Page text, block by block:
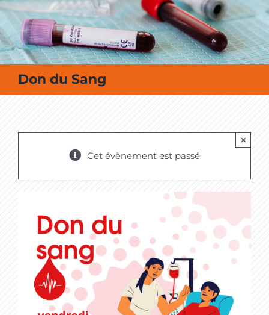
MES SORTIES / MES LOISIRS
Don du Sang
Cet évènement est passé
×